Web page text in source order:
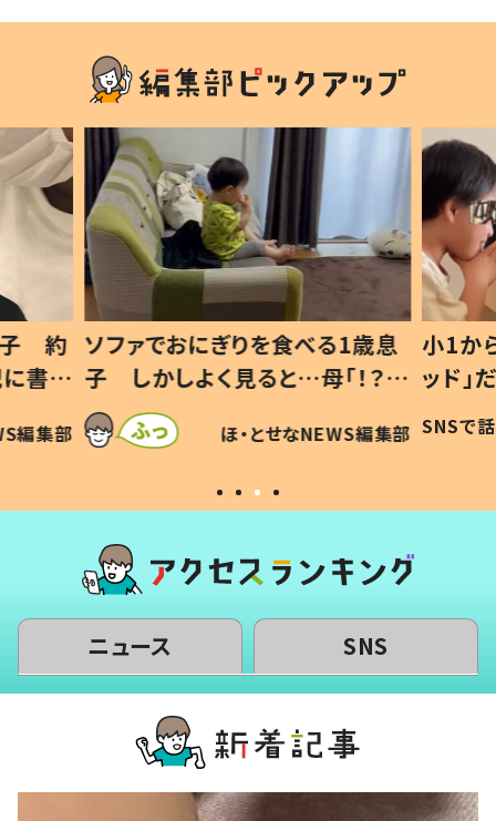
歳息
？」
編集部
小1から不登校、息子は「ギフテ
ッド」だった 父が“ウチ給食”を
作り続ける理由とは #令和の親
#令和の子
SNSで話題 ほ・とせなNEWS編集部
ひ孫
が、抱
「涙
い」
ニュース SNS